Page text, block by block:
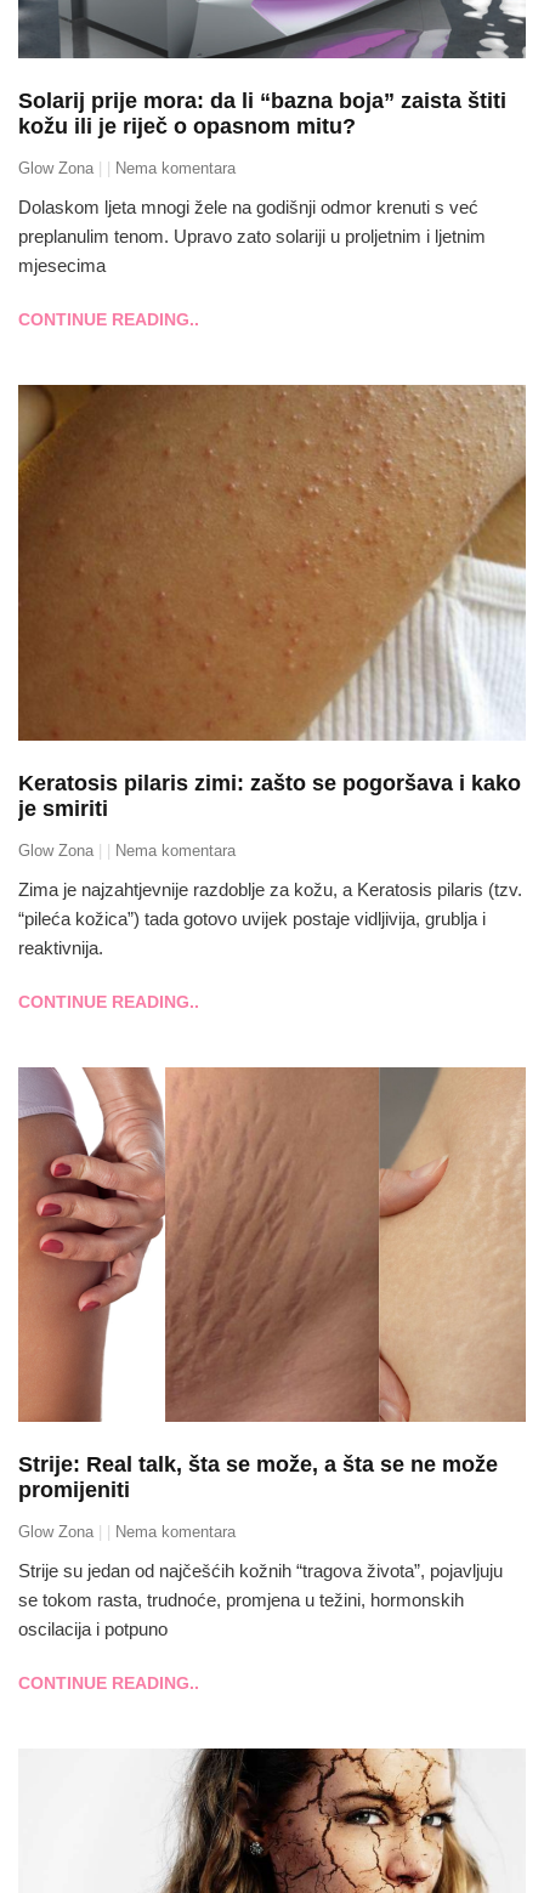
Solarij prije mora: da li “bazna boja” zaista štiti
kožu ili je riječ o opasnom mitu?
Glow Zona Nema komentara
Dolaskom ljeta mnogi žele na godišnji odmor krenuti s već
preplanulim tenom. Upravo zato solariji u proljetnim i ljetnim
mjesecima
CONTINUE READING..
Keratosis pilaris zimi: zašto se pogoršava i kako
je smiriti
Glow Zona Nema komentara
Zima je najzahtjevnije razdoblje za kožu, a Keratosis pilaris (tzv.
“pileća kožica”) tada gotovo uvijek postaje vidljivija, grublja i
reaktivnija.
CONTINUE READING..
Strije: Real talk, šta se može, a šta se ne može
promijeniti
Glow Zona Nema komentara
Strije su jedan od najčešćih kožnih “tragova života”, pojavljuju
se tokom rasta, trudnoće, promjena u težini, hormonskih
oscilacija i potpuno
CONTINUE READING..